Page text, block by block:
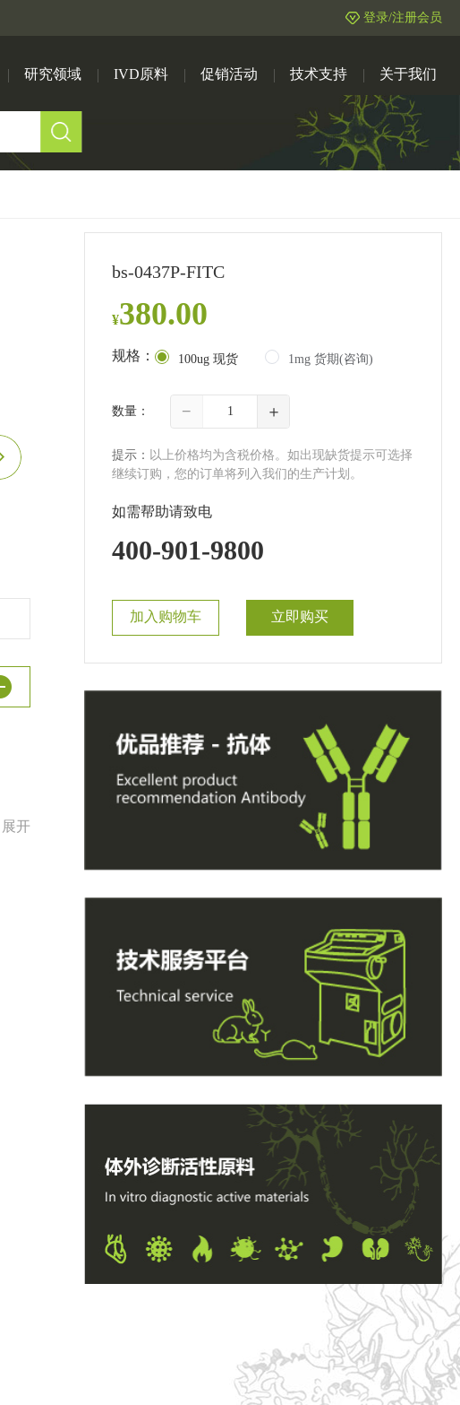
登录/注册会员
研究领域 IVD原料 促销活动 技术支持 关于我们
展开
bs-0437P-FITC
¥380.00
规格： 100ug 现货 1mg 货期(咨询)
数量： − ＋
提示： 以上价格均为含税价格。如出现缺货提示可选择
继续订购，您的订单将列入我们的生产计划。
如需帮助请致电
400-901-9800
加入购物车 立即购买